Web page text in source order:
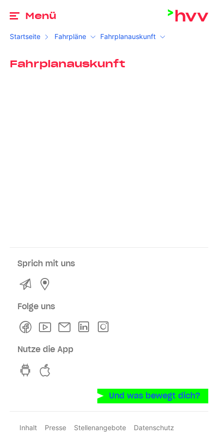
Menü
Startseite Fahrpläne Fahrplanauskunft
Fahrplanauskunft
Sprich mit uns
Kontakt
Folge uns
FacebookYoutubeNewsletterLinkedln
Nutze die App
hvv switch App auf GooglePlay
Und was bewegt dich?
Inhalt Presse Stellenangebote
Datenschutz